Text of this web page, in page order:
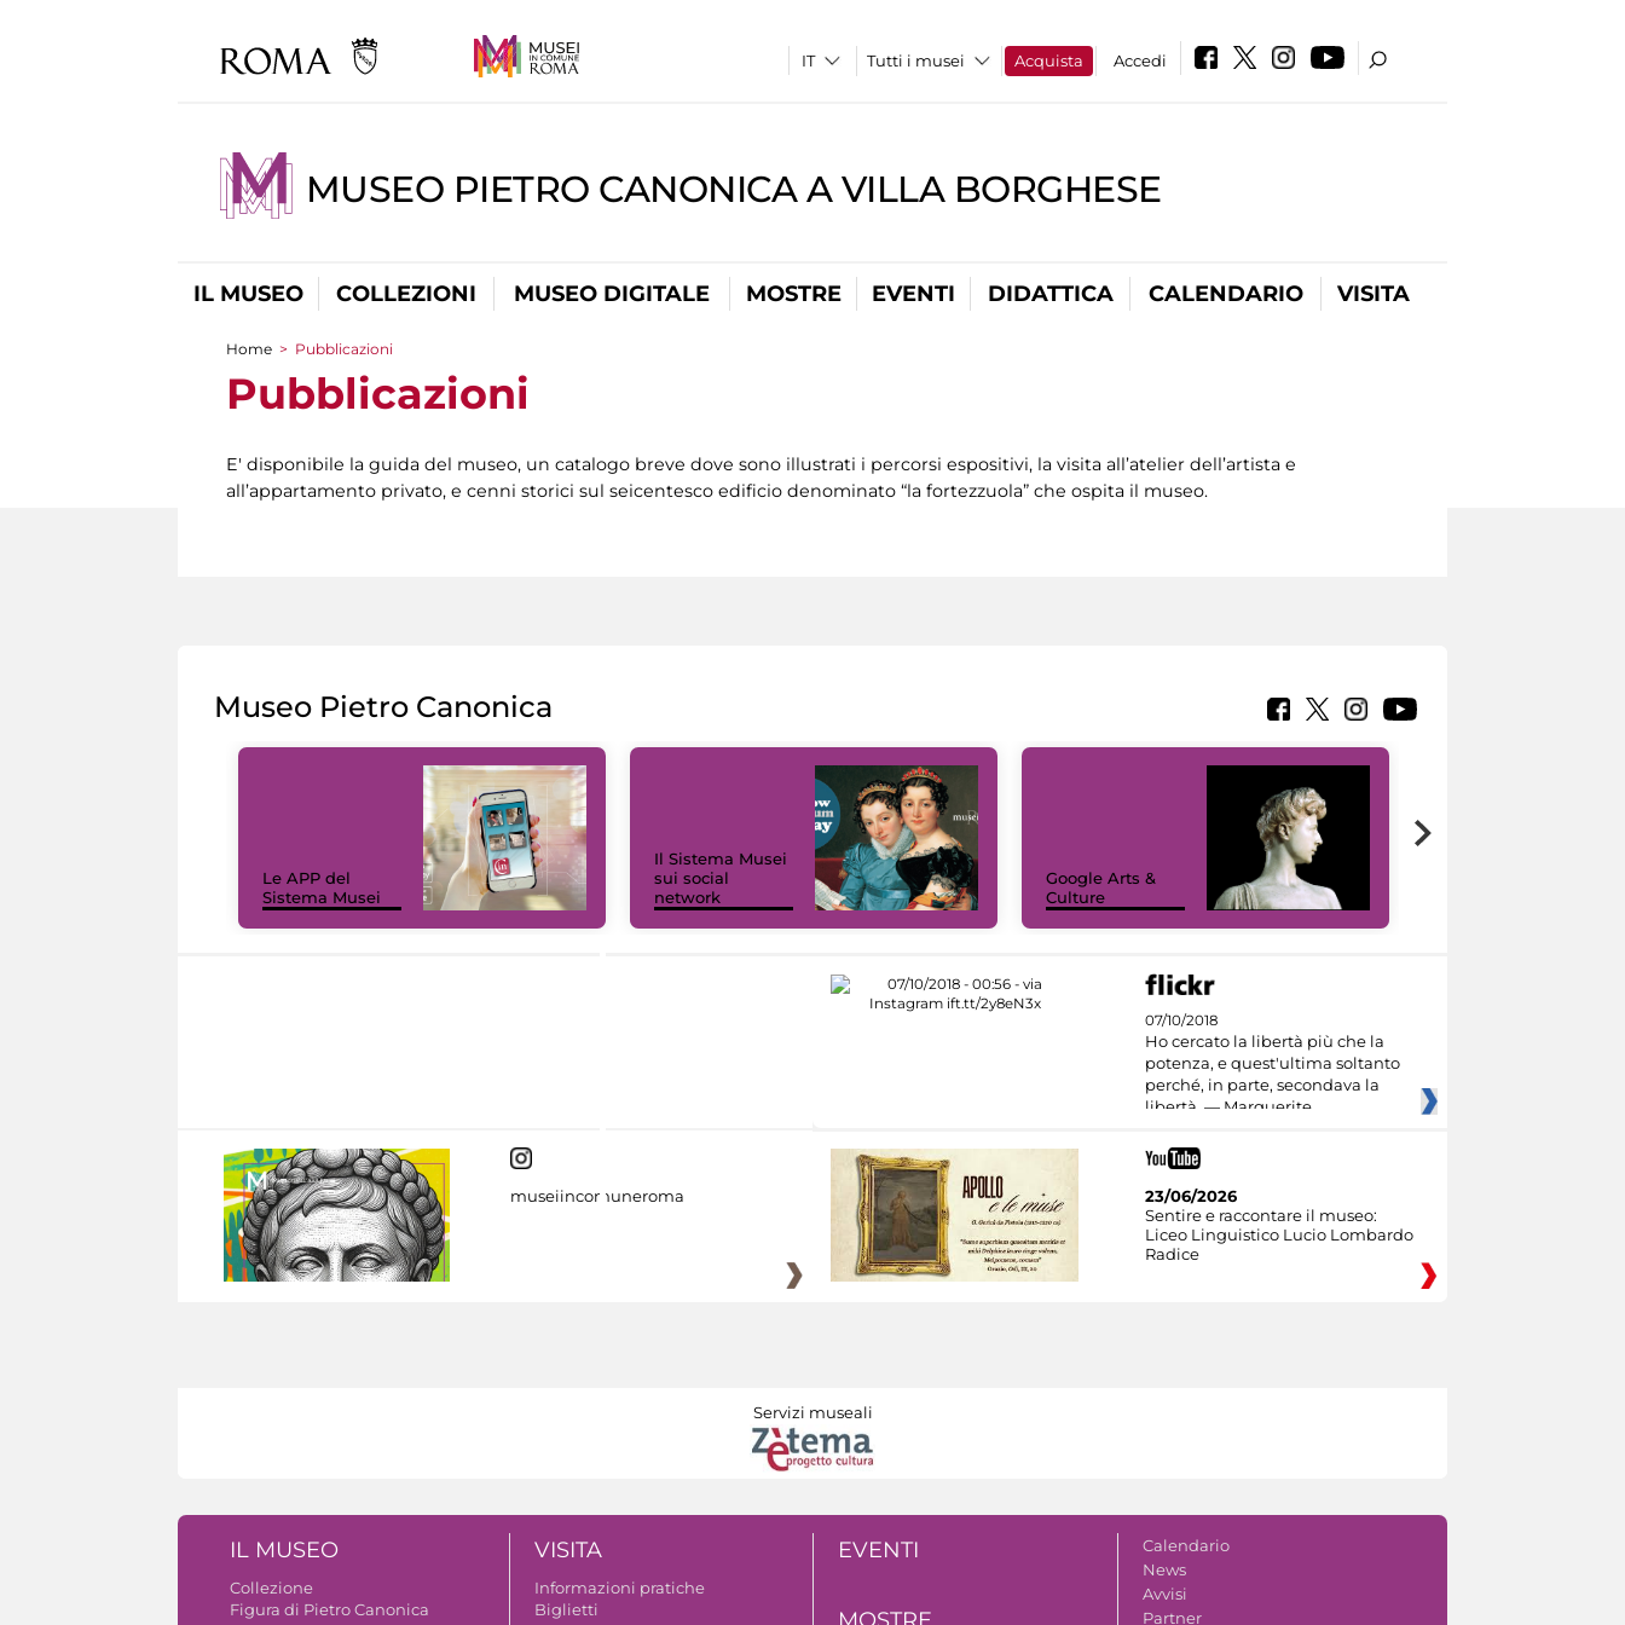
Tutti i musei Acquista Accedi
MUSEO PIETRO CANONICA A VILLA BORGHESE
IL MUSEO COLLEZIONI MUSEO DIGITALE MOSTRE EVENTI DIDATTICA CALENDARIO VISITA
Tu sei qui
Home > Pubblicazioni
Pubblicazioni
E' disponibile la guida del museo, un catalogo breve dove sono illustrati i percorsi espositivi, la visita all’atelier dell’artista e
all’appartamento privato, e cenni storici sul seicentesco edificio denominato “la fortezzuola” che ospita il museo.
Museo Pietro Canonica
Le APP del
Sistema Musei
Il Sistema Musei
sui social
network
Google Arts &
Culture
07/10/2018
Ho cercato la libertà più che la
potenza, e quest'ultima soltanto
perché, in parte, secondava la
libertà. — Marguerite
museiincomuneroma
23/06/2026
Sentire e raccontare il museo:
Liceo Linguistico Lucio Lombardo
Radice
Servizi museali
IL MUSEO
Collezione
Figura di Pietro Canonica
VISITA
Informazioni pratiche
Biglietti
EVENTI
Calendario
News
Avvisi
Partner